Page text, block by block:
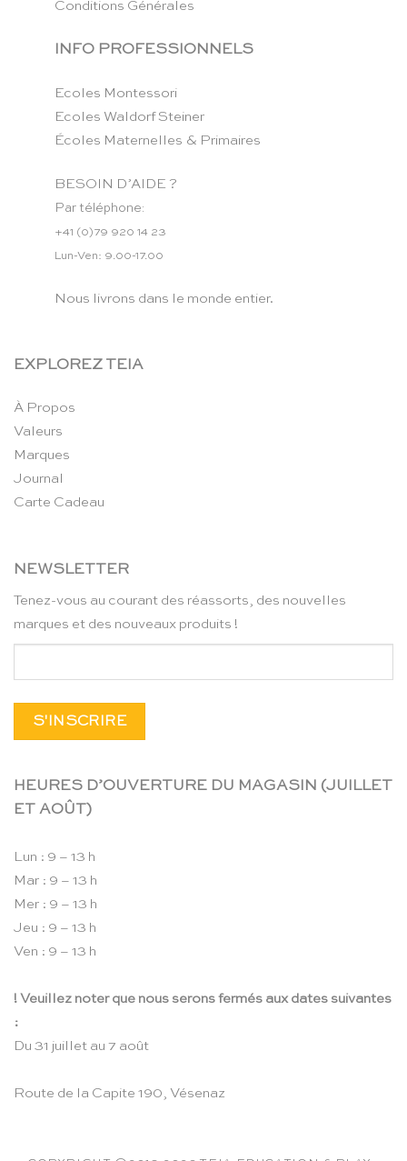
Conditions Générales
INFO PROFESSIONNELS
Ecoles Montessori
Ecoles Waldorf Steiner
Écoles Maternelles & Primaires
BESOIN D’AIDE ?
Par téléphone:
+41 (0)79 920 14 23
Lun-Ven: 9.00-17.00
Nous livrons dans le monde entier.
EXPLOREZ TEIA
À Propos
Valeurs
Marques
Journal
Carte Cadeau
NEWSLETTER
Tenez-vous au courant des réassorts, des nouvelles
marques et des nouveaux produits !
HEURES D’OUVERTURE DU MAGASIN (JUILLET
ET AOÛT)
Lun : 9 – 13 h
Mar : 9 – 13 h
Mer : 9 – 13 h
Jeu : 9 – 13 h
Ven : 9 – 13 h
! Veuillez noter que nous serons fermés aux dates suivantes
:
Du 31 juillet au 7 août
Route de la Capite 190, Vésenaz